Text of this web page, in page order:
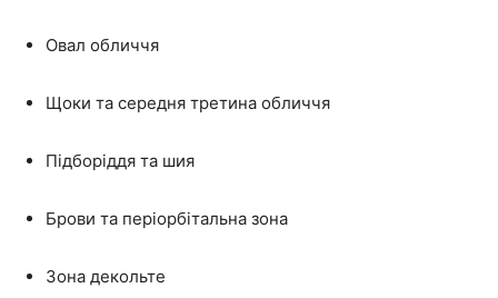
Овал обличчя
Щоки та середня третина обличчя
Підборіддя та шия
Брови та періорбітальна зона
Зона декольте